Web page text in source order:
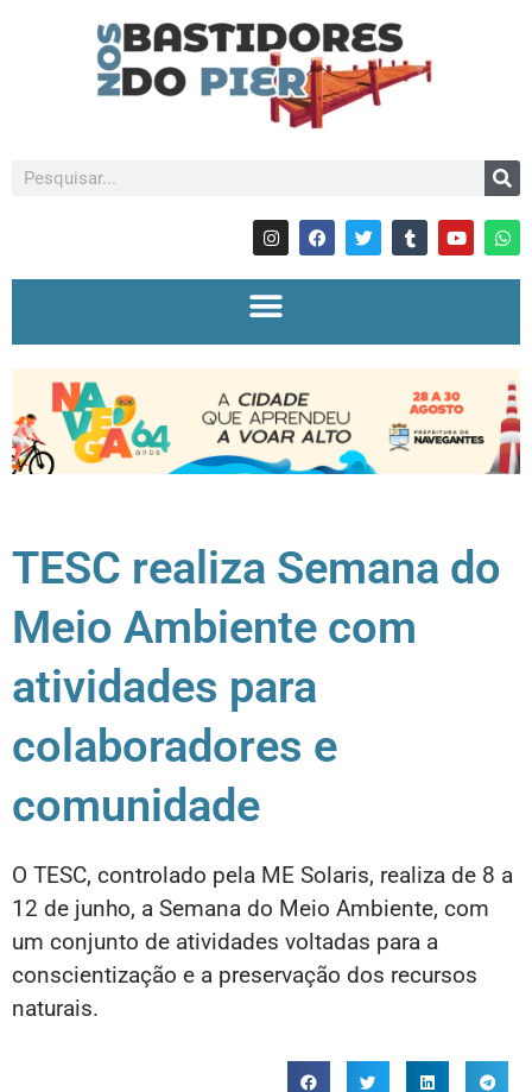
TESC realiza Semana do
Meio Ambiente com
atividades para
colaboradores e
comunidade
O TESC, controlado pela ME Solaris, realiza de 8 a
12 de junho, a Semana do Meio Ambiente, com
um conjunto de atividades voltadas para a
conscientização e a preservação dos recursos
naturais.